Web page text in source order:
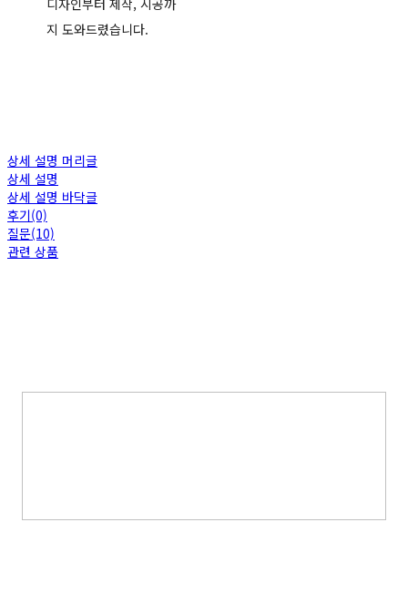
디자인부터 제작, 시공까
지 도와드렸습니다.
상세 설명 머리글
상세 설명
상세 설명 바닥글
후기(0)
질문(10)
관련 상품